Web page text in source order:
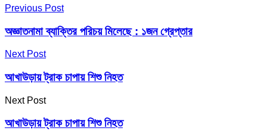
Previous Post
অজ্ঞাতনামা ব্যাক্তির পরিচয় মিলেছে : ১জন গ্রেপ্তার
Next Post
আখাউড়ায় ট্রাক চাপায় শিশু নিহত
Next Post
আখাউড়ায় ট্রাক চাপায় শিশু নিহত